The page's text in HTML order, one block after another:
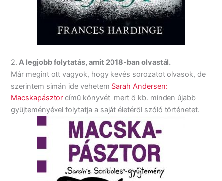
2. A legjobb folytatás, amit 2018-ban olvastál.
Már megint ott vagyok, hogy kevés sorozatot olvasok, de
szerintem simán ide vehetem Sarah Andersen:
Macskapásztor című könyvét, mert ő kb. minden újabb
gyűjteményével folytatja a saját életéről szóló történetet.